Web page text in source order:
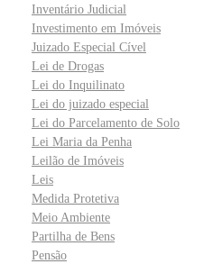
Inventário Judicial
Investimento em Imóveis
Juizado Especial Cível
Lei de Drogas
Lei do Inquilinato
Lei do juizado especial
Lei do Parcelamento de Solo
Lei Maria da Penha
Leilão de Imóveis
Leis
Medida Protetiva
Meio Ambiente
Partilha de Bens
Pensão